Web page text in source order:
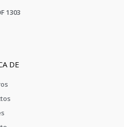
1303
DE